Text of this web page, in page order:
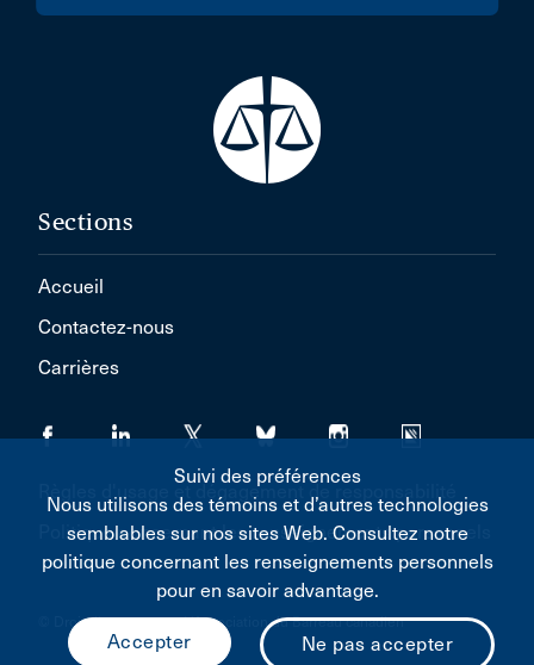
Sections
Accueil
Contactez-nous
Carrières
Règles d'usage et dégagement de responsabilité
Politique concernant les renseignements personnels
© Droit d'auteur 2026 L'Association du Barreau canadien
Suivi des préférences
Nous utilisons des témoins et d’autres technologies
semblables sur nos sites Web. Consultez notre
politique concernant les renseignements personnels
pour en savoir advantage.